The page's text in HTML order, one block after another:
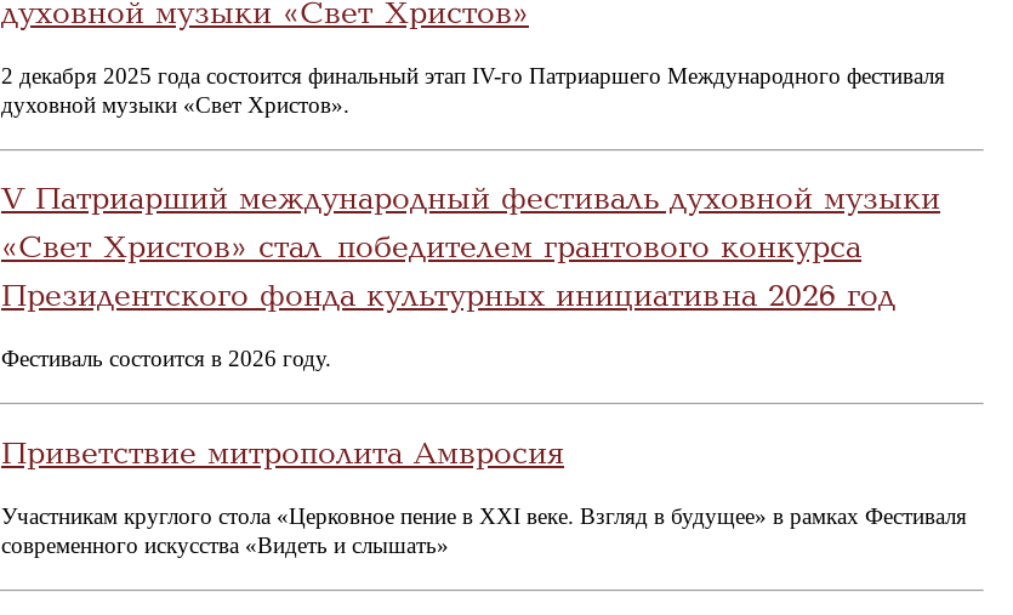
духовной музыки «Свет Христов»
2 декабря 2025 года состоится финальный этап IV-го Патриаршего Международного фестиваля
духовной музыки «Свет Христов».
V Патриарший международный фестиваль духовной музыки
«Свет Христов» стал победителем грантового конкурса
Президентского фонда культурных инициатив на 2026 год
Фестиваль состоится в 2026 году.
Приветствие митрополита Амвросия
Участникам круглого стола «Церковное пение в XXI веке. Взгляд в будущее» в рамках Фестиваля
современного искусства «Видеть и слышать»